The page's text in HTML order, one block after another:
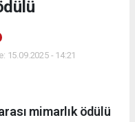
15.09.2025 - 14:21
mimarlık ödülü